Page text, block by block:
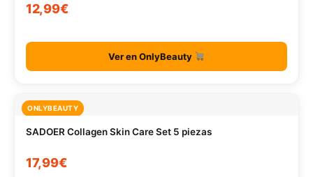
12,99€
Ver en OnlyBeauty
ONLYBEAUTY
SADOER Collagen Skin Care Set 5 piezas
17,99€